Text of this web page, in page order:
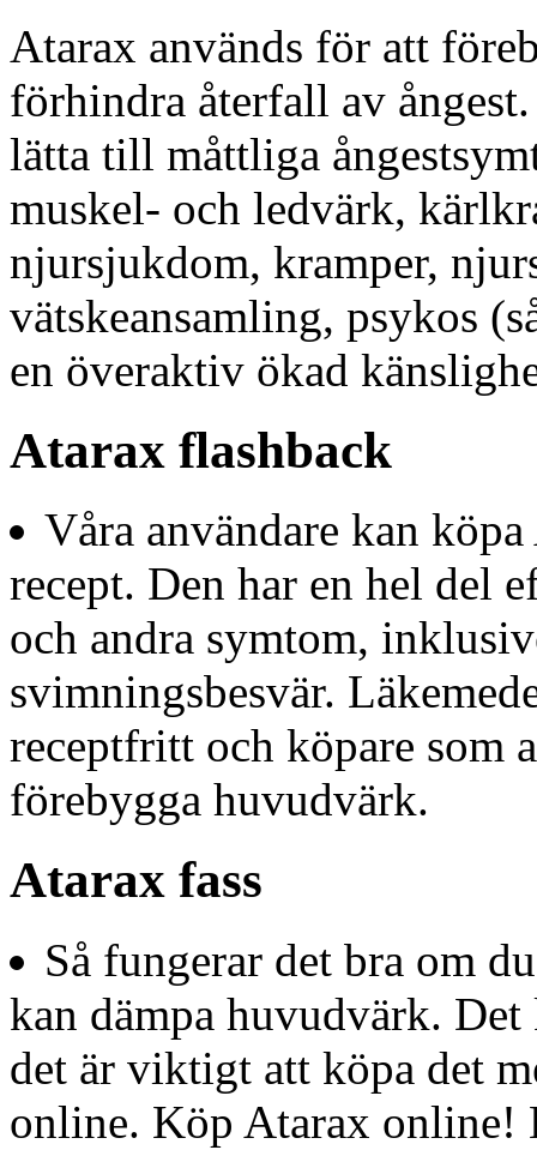
Atarax används för att
förhindra återfall av
lätta till måttliga
muskel- och ledvärk,
njursjukdom, kramper,
vätskeansamling, psykos
en överaktiv ökad
Atarax flashback
Våra användare kan
recept. Den har en hel del
och andra symtom,
svimningsbesvär.
receptfritt och köpare som
förebygga huvudvärk.
Atarax fass
Så fungerar det bra om
kan dämpa huvudvärk.
det är viktigt att köpa det
online. Köp Atarax online!